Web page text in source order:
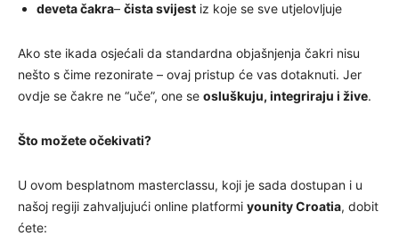
deveta čakra– čista svijest iz koje se sve utjelovljuje
Ako ste ikada osjećali da standardna objašnjenja čakri nisu
nešto s čime rezonirate – ovaj pristup će vas dotaknuti. Jer
ovdje se čakre ne “uče”, one se osluškuju, integriraju i žive.
Što možete očekivati?
U ovom besplatnom masterclassu, koji je sada dostupan i u
našoj regiji zahvaljujući online platformi younity Croatia, dobit
ćete: